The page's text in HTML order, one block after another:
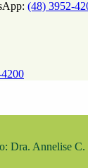
(48) 3952-
Dra. Annelise C.